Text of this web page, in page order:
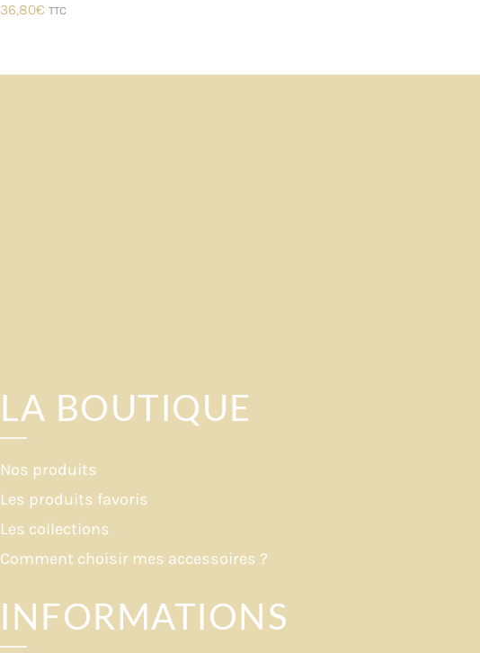
36,80€ TTC
LA BOUTIQUE
Nos produits
Les produits favoris
Les collections
Comment choisir mes accessoires ?
INFORMATIONS